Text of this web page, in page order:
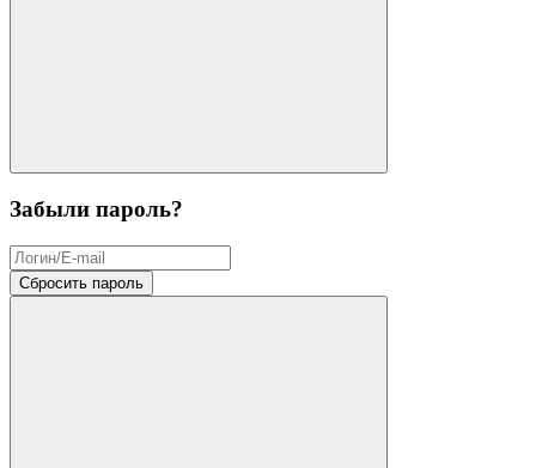
Забыли пароль?
Сбросить пароль